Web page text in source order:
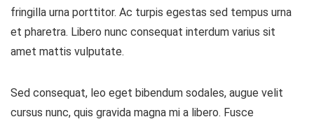
fringilla urna porttitor. Ac turpis egestas sed tempus urna
et pharetra. Libero nunc consequat interdum varius sit
amet mattis vulputate.
Sed consequat, leo eget bibendum sodales, augue velit
cursus nunc, quis gravida magna mi a libero. Fusce